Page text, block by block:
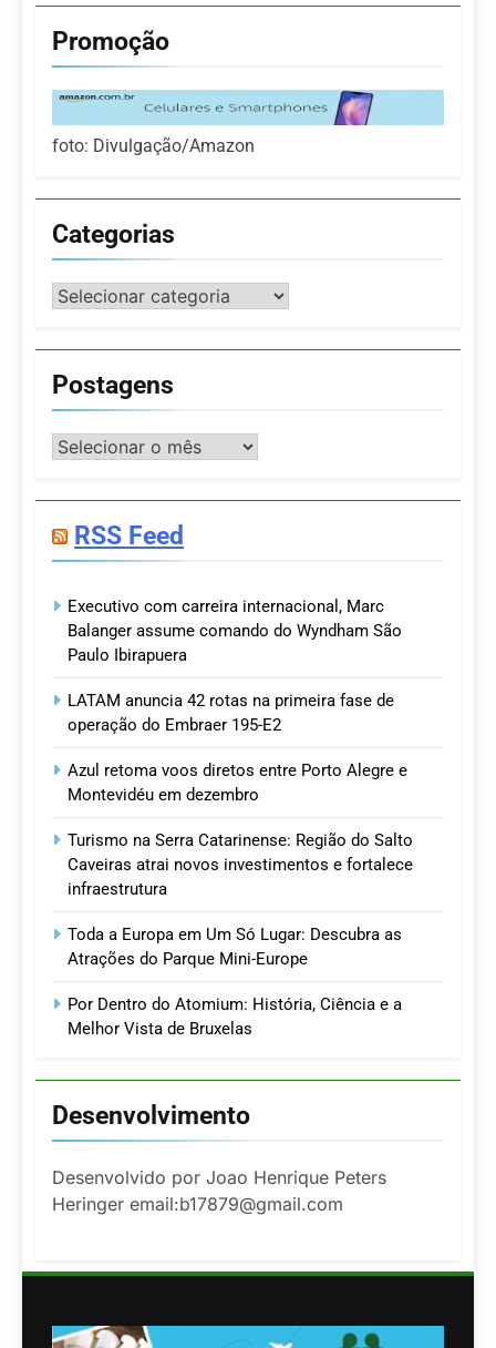
Promoção
foto: Divulgação/Amazon
Categorias
Categorias
Postagens
Postagens
RSS Feed
Executivo com carreira internacional, Marc
Balanger assume comando do Wyndham São
Paulo Ibirapuera
LATAM anuncia 42 rotas na primeira fase de
operação do Embraer 195-E2
Azul retoma voos diretos entre Porto Alegre e
Montevidéu em dezembro
Turismo na Serra Catarinense: Região do Salto
Caveiras atrai novos investimentos e fortalece
infraestrutura
Toda a Europa em Um Só Lugar: Descubra as
Atrações do Parque Mini-Europe
Por Dentro do Atomium: História, Ciência e a
Melhor Vista de Bruxelas
Desenvolvimento
Desenvolvido por Joao Henrique Peters
Heringer email:b17879@gmail.com